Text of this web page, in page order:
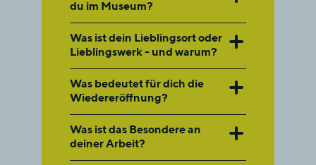
du im Museum?
Was ist dein Lieblingsort oder
Lieblingswerk - und warum?
Was bedeutet für dich die
Wiedereröffnung?
Was ist das Besondere an
deiner Arbeit?